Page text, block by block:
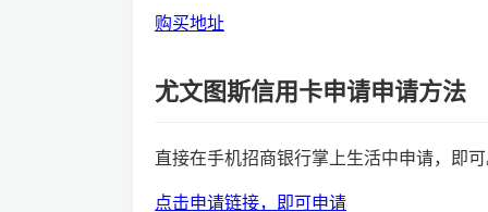
购买地址
尤文图斯信用卡申请申请方法
直接在手机招商银行掌上生活中申请，即
点击申请链接，即可申请